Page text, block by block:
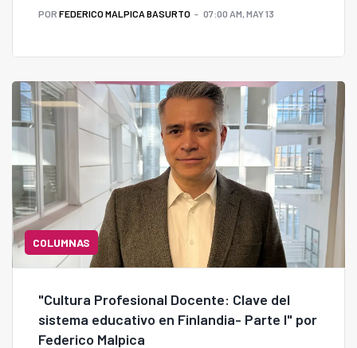
POR FEDERICO MALPICA BASURTO 07:00 AM, MAY 13
COLUMNAS
"Cultura Profesional Docente: Clave del
sistema educativo en Finlandia- Parte I" por
Federico Malpica